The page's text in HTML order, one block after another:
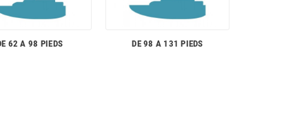
62 A 98 PIEDS DE 98 A 131 PIEDS